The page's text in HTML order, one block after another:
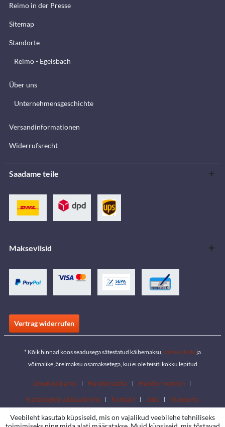
Reimo in der Presse
Sitemap
Standorte
Reimo - Egelsbach
Über uns
Unternehmensgeschichte
Versandinformationen
Widerrufsrecht
Saadame teile
Makseviisid
Vertrag widerrufen
* Kõik hinnad koos seadusega sätestatud käibemaksu, saatekulude ja
võimalike järelmaksu osamaksetega, kui ei ole teisiti kokku lepitud
Download area Händlersuche
Händler werden
Kataloogide allalaadimine
Kontakt Jobs Standorte
Veebileht kasutab küpsiseid, mis on vajalikud veebilehe tehniliseks